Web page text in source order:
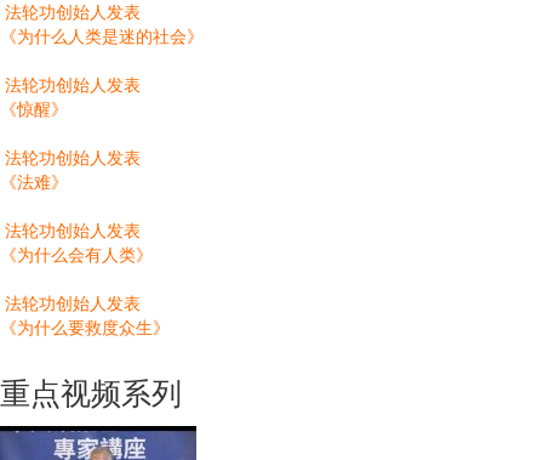
法轮功创始人发表
《为什么人类是迷的社会》
法轮功创始人发表
《惊醒》
法轮功创始人发表
《法难》
法轮功创始人发表
《为什么会有人类》
法轮功创始人发表
《为什么要救度众生》
重点视频系列